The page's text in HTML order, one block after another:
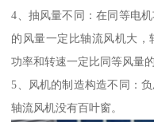
4、抽风量不同：在同等电
的风量一定比轴流风机大
功率和转速一定比同等风量
5、风机的制造构造不同：
轴流风机没有百叶窗。